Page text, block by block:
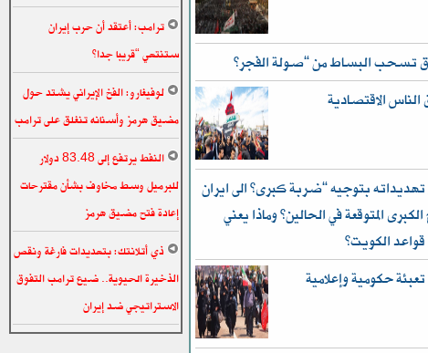
تسحب البساط من “صولة الفجر”
الناس الاقتصادية
بتوجيه “ضربة كبرى” الى ايران
المتوقعة في الحالين؟ وماذا يعني
الكويت؟
حكومية وإعلامية
ترامب: أعتقد أن حرب إيران
ستنتهي “قريبا جدا”
لوفيغارو: الفخ الإيراني يشتد حول
مضيق هرمز وأسنانه تنغلق على ترامب
النفط يرتفع إلى 83.48 دولار
للبرميل وسط مخاوف بشأن مقترحات
إعادة فتح مضيق هرمز
ذي أتلانتك: بتهديدات فارغة ونقص
الذخيرة الحيوية.. ضيع ترامب التفوق
الاستراتيجي ضد إيران